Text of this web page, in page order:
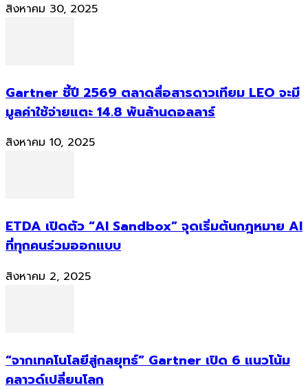
สิงหาคม 30, 2025
Gartner ชี้ปี 2569 ตลาดสื่อสารดาวเทียม LEO จะมี
มูลค่าใช้จ่ายแตะ 14.8 พันล้านดอลลาร์
สิงหาคม 10, 2025
ETDA เปิดตัว “AI Sandbox” จุดเริ่มต้นกฎหมาย AI
ที่ทุกคนร่วมออกแบบ
สิงหาคม 2, 2025
“จากเทคโนโลยีสู่กลยุทธ์” Gartner เปิด 6 แนวโน้ม
คลาวด์เปลี่ยนโลก